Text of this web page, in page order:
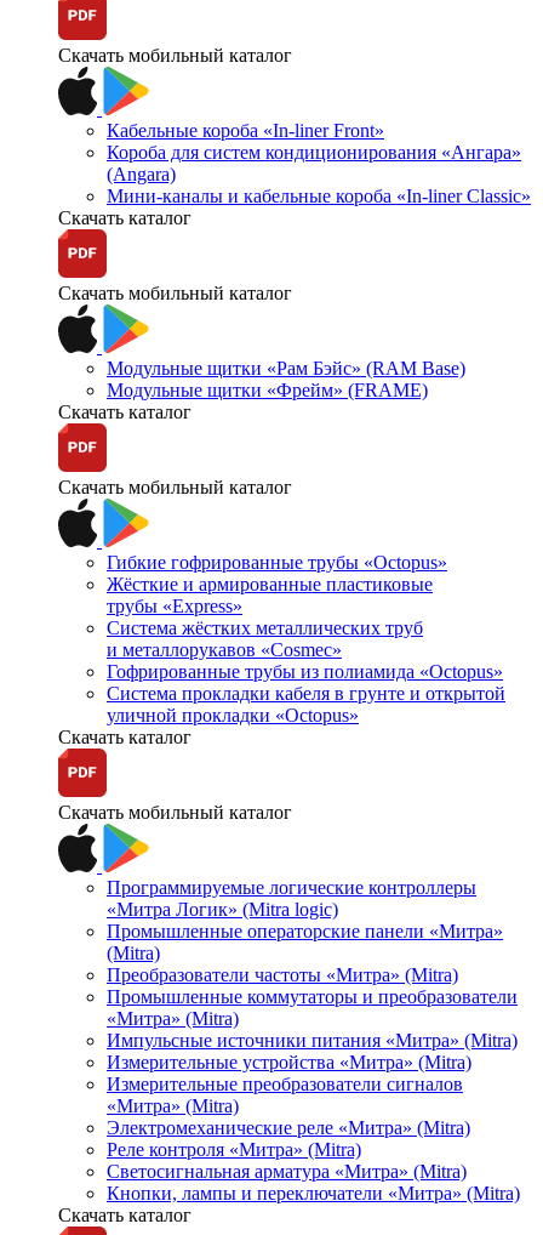
Скачать мобильный каталог
Кабельные короба «In-liner Front»
Короба для систем кондиционирования «Ангара»
(Angara)
Мини-каналы и кабельные короба «In-liner Classic»
Скачать каталог
Скачать мобильный каталог
Модульные щитки «Рам Бэйс» (RAM Base)
Модульные щитки «Фрейм» (FRAME)
Скачать каталог
Скачать мобильный каталог
Гибкие гофрированные трубы «Octopus»
Жёсткие и армированные пластиковые
трубы «Express»
Система жёстких металлических труб
и металлорукавов «Cosmec»
Гофрированные трубы из полиамида «Octopus»
Система прокладки кабеля в грунте и открытой
уличной прокладки «Octopus»
Скачать каталог
Скачать мобильный каталог
Программируемые логические контроллеры
«Митра Логик» (Mitra logic)
Промышленные операторские панели «Митра»
(Mitra)
Преобразователи частоты «Митра» (Mitra)
Промышленные коммутаторы и преобразователи
«Митра» (Mitra)
Импульсные источники питания «Митра» (Mitra)
Измерительные устройства «Митра» (Mitra)
Измерительные преобразователи сигналов
«Митра» (Mitra)
Электромеханические реле «Митра» (Mitra)
Реле контроля «Митра» (Mitra)
Светосигнальная арматура «Митра» (Mitra)
Кнопки, лампы и переключатели «Митра» (Mitra)
Скачать каталог